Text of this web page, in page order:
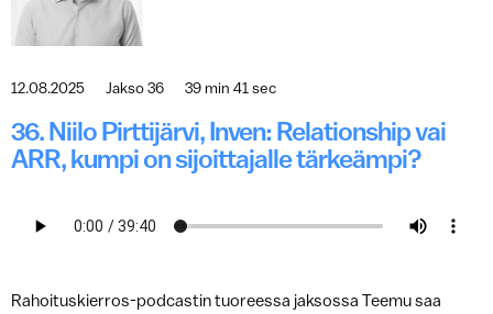
12.08.2025 Jakso 36 39 min 41 sec
36. Niilo Pirttijärvi, Inven: Relationship vai
ARR, kumpi on sijoittajalle tärkeämpi?
Rahoituskierros-podcastin tuoreessa jaksossa Teemu saa